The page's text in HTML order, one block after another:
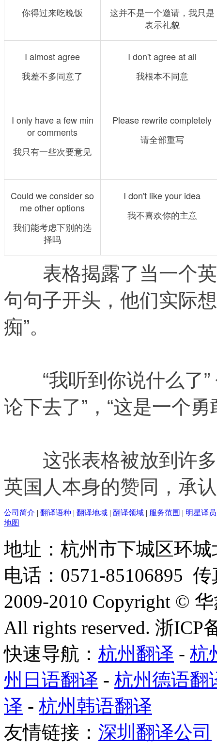
你得过来吃晚饭
这并不是一个邀请，我只是
表示礼貌
I almost agree
我差不多同意了
I don't agree at all
我根本不同意
I only have a few min
or comments
我只有一些次要意见
Please rewrite completely
请全部重写
Could we consider so
me other options
我们能考虑下别的选
择吗
I don't like your idea
我不喜欢你的主意
表格揭露了当一个英
句句子开头，他们实际
痴”。
“我听到你说什么了”
论下去了”，“这是一个
这张表格被放到许多
英国人本身的赞同，承
公司简介 | 翻译语种 | 翻译地域 | 翻译领域 | 服务范围 | 明星译员
地图
地址：杭州市下城区环城
电话：0571-85106895 传
2009-2010 Copyright ©
All rights reserved. 浙ICP
快速导航： 杭州翻译 - 杭
州日语翻译 - 杭州德语翻
译 - 杭州韩语翻译
友情链接： 深圳翻译公司